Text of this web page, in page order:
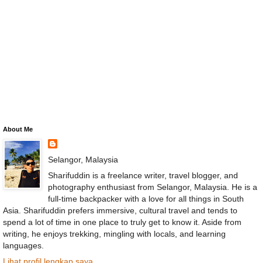
About Me
Selangor, Malaysia
Sharifuddin is a freelance writer, travel blogger, and
photography enthusiast from Selangor, Malaysia. He is a
full-time backpacker with a love for all things in South
Asia. Sharifuddin prefers immersive, cultural travel and tends to
spend a lot of time in one place to truly get to know it. Aside from
writing, he enjoys trekking, mingling with locals, and learning
languages.